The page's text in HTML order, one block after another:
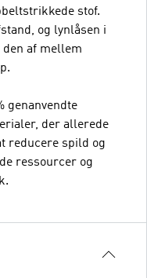
stof.
og lynlåsen i
af mellem
genanvendte
der allerede
reducere spild og
ressourcer og